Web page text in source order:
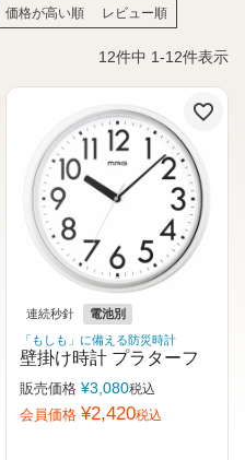
価格が高い順 レビュー順
12件中 1-12件表示
連続秒針
電池別
「もしも」に備える防災時計
壁掛け時計 プラターフ
販売価格 ¥3,080税込
会員価格 ¥2,420税込